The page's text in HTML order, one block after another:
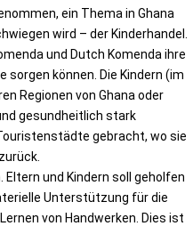
ein Thema in Ghana
wird – der Kinderhandel.
und Dutch Komenda ihre
können. Die Kindern (im
Regionen von Ghana oder
gesundheitlich stark
gebracht, wo sie
und Kindern soll geholfen
Unterstützung für die
von Handwerken. Dies ist